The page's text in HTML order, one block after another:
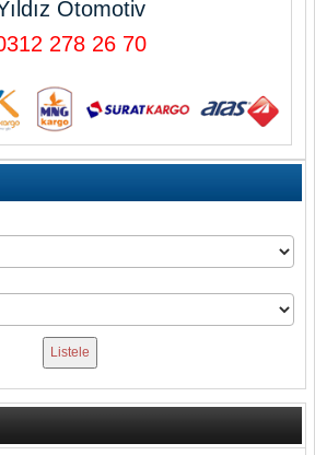
Otomotiv
278 26 70